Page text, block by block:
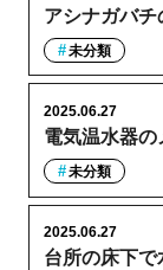
アシナガバ
未分類
電気温水器
2025.06.27
未分類
台所の床下
2025.06.27